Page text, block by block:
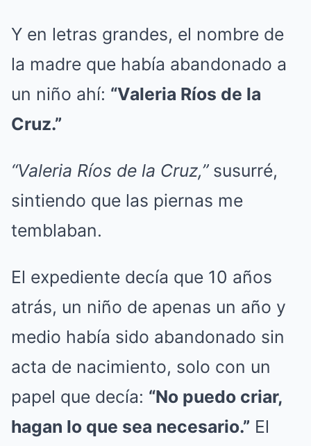
Y en letras grandes, el nombre de
la madre que había abandonado a
un niño ahí: “Valeria Ríos de la
Cruz.”
“Valeria Ríos de la Cruz,”susurré,
sintiendo que las piernas me
temblaban.
El expediente decía que 10 años
atrás, un niño de apenas un año y
medio había sido abandonado sin
acta de nacimiento, solo con un
papel que decía: “No puedo criar,
hagan lo que sea necesario.” El